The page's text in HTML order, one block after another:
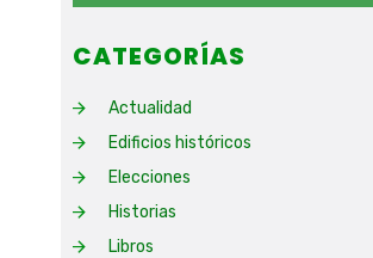
CATEGORÍAS
Actualidad
Edificios históricos
Elecciones
Historias
Libros